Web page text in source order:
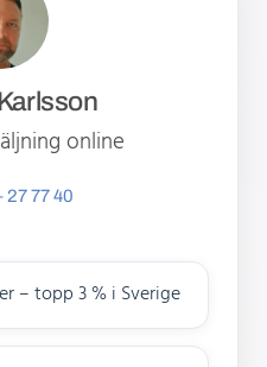
online
27 77 40
– topp 3 % i Sverige